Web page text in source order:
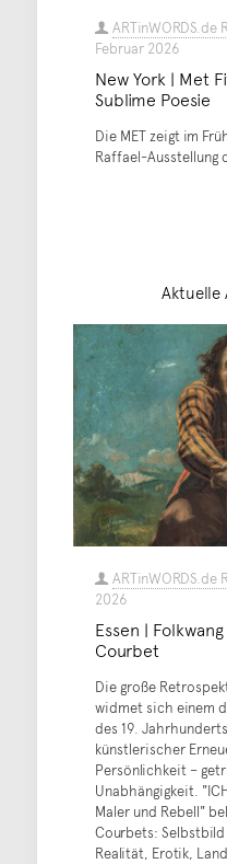
ARTinWORDS.de
Februar 2026
New York | Met
Sublime Poesie
Die MET zeigt im
Raffael-Ausstellung
Aktuelle
ARTinWORDS.de
2026
Essen |
Courbet
Die große
widmet sich einem
des 19.
künstlerischer
Persönlichkeit –
Unabhängigkeit.
Maler und Rebell"
Courbets:
Realität, Erotik,